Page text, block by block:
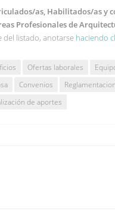
as, Habilitados/as y
Profesionales de
del listado, anotarse haciendo
Ofertas laborales
Convenios
de aportes